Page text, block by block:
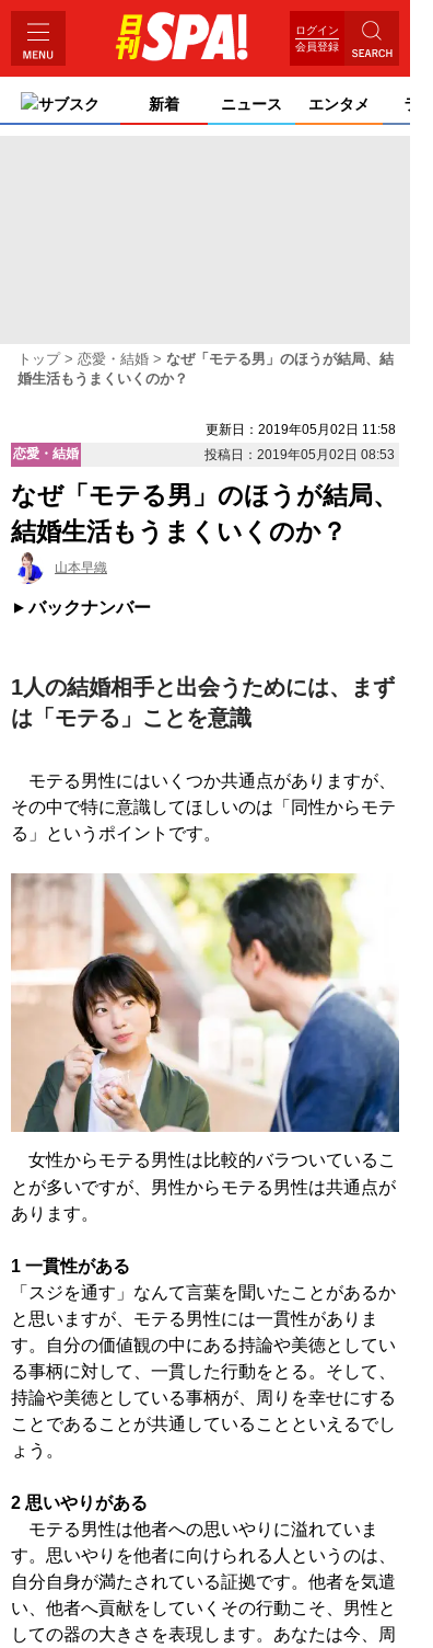
ログイン
会員登録
サブスク 新着 ニュース エンタメ ライ
トップ 恋愛・結婚
なぜ「モテる男」のほうが結局、結
婚生活もうまくいくのか？
更新日：2019年05月02日 11:58
恋愛・結婚
投稿日：2019年05月02日 08:53
なぜ「モテる男」のほうが結局、
結婚生活もうまくいくのか？
山本早織
バックナンバー
1人の結婚相手と出会うためには、まず
は「モテる」ことを意識
モテる男性にはいくつか共通点がありますが、
その中で特に意識してほしいのは「同性からモテ
る」というポイントです。
女性からモテる男性は比較的バラついているこ
とが多いですが、男性からモテる男性は共通点が
あります。
1 一貫性がある
「スジを通す」なんて言葉を聞いたことがあるか
と思いますが、モテる男性には一貫性がありま
す。自分の価値観の中にある持論や美徳としてい
る事柄に対して、一貫した行動をとる。そして、
持論や美徳としている事柄が、周りを幸せにする
ことであることが共通していることといえるでし
ょう。
2 思いやりがある
モテる男性は他者への思いやりに溢れていま
す。思いやりを他者に向けられる人というのは、
自分自身が満たされている証拠です。他者を気遣
い、他者へ貢献をしていくその行動こそ、男性と
しての器の大きさを表現します。あなたは今、周